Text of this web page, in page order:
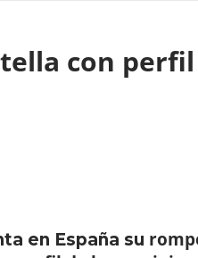
con
en España su